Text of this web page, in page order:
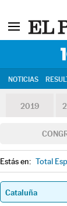
NOTICIAS
2019
Estás en: Total